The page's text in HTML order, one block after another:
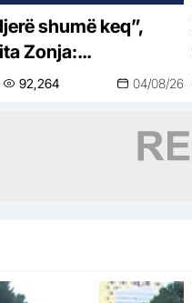
Zonja:
e kam takuar në
92,264 04/08/26